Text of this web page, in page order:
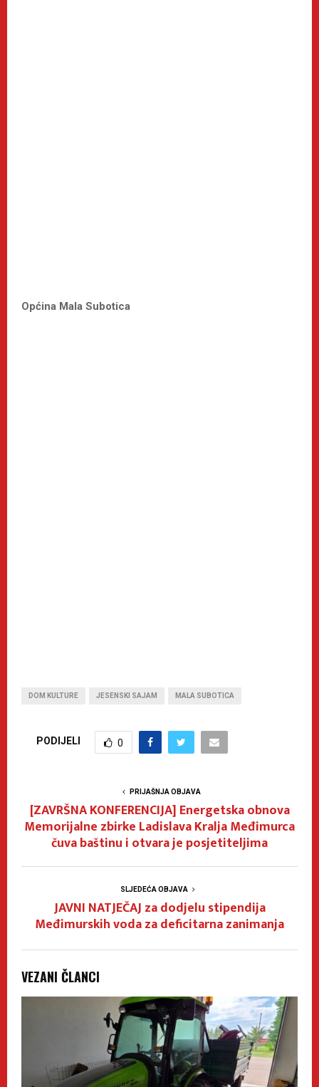
Općina Mala Subotica
DOM KULTURE JESENSKI SAJAM MALA SUBOTICA
PODIJELI 0
PRIJAŠNJA OBJAVA
[ZAVRŠNA KONFERENCIJA] Energetska obnova
Memorijalne zbirke Ladislava Kralja Međimurca
čuva baštinu i otvara je posjetiteljima
SLJEDEĆA OBJAVA
JAVNI NATJEČAJ za dodjelu stipendija
Međimurskih voda za deficitarna zanimanja
VEZANI ČLANCI